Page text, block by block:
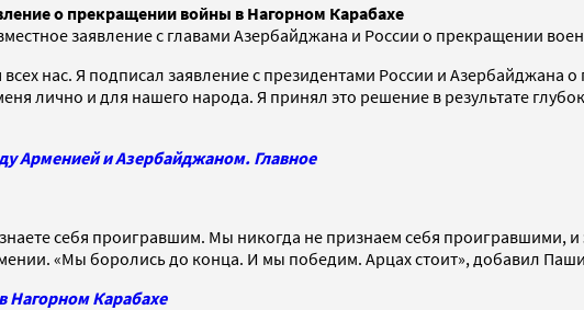
о прекращении войны в Нагорном Карабахе
заявление с главами Азербайджана и России о прекращении
нас. Я подписал заявление с президентами России и Азербайджана
лично и для нашего народа. Я принял это решение в результате
Арменией и Азербайджаном. Главное
себя проигравшим. Мы никогда не признаем себя проигравшими,
«Мы боролись до конца. И мы победим. Арцах стоит», добавил
Нагорном Карабахе